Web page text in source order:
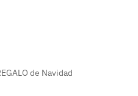
de Navidad